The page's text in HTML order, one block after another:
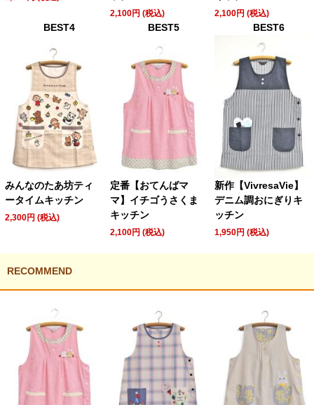
2,100円 (税込) 2,100円 (税込)
BEST4
みんなのたあ坊ティ
ータイムキッチン
2,300円 (税込)
BEST5
定番【おてんばマ
マ】イチゴうさくま
キッチン
2,100円 (税込)
BEST6
新作【VivresaVie】
デニム調おにぎりキ
ッチン
1,950円 (税込)
RECOMMEND